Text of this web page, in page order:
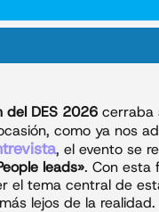
del DES 2026 cerraba
como ya nos
, el evento se
leads». Con esta
el tema central de
lejos de la realidad.